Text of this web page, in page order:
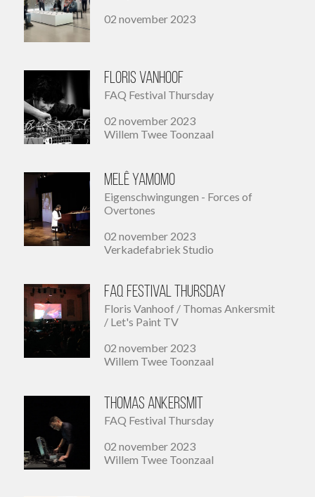
02 november 2023
Floris Vanhoof
FAQ Festival Thursday
02 november 2023
Willem Twee Toonzaal
meLê yamomo
Eigenschwingungen - Forces of
Overtones
02 november 2023
Verkadefabriek Studio
FAQ Festival Thursday
Floris Vanhoof / Thomas Ankersmit
/ Let's Paint TV
02 november 2023
Willem Twee Toonzaal
Thomas Ankersmit
FAQ Festival Thursday
02 november 2023
Willem Twee Toonzaal